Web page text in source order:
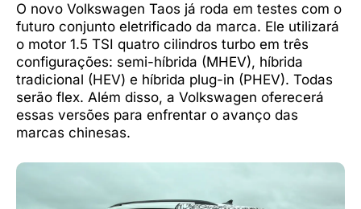
O novo Volkswagen Taos já roda em testes com o
futuro conjunto eletrificado da marca. Ele utilizará
o motor 1.5 TSI quatro cilindros turbo em três
configurações: semi-híbrida (MHEV), híbrida
tradicional (HEV) e híbrida plug-in (PHEV). Todas
serão flex. Além disso, a Volkswagen oferecerá
essas versões para enfrentar o avanço das
marcas chinesas.